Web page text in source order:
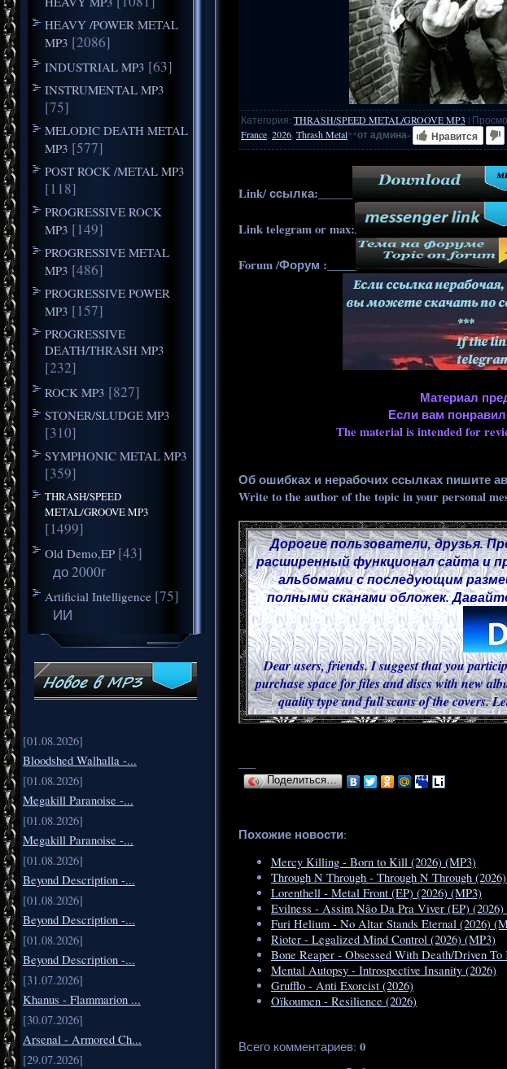
HEAVY /POWER METAL
MP3 [2086]
INDUSTRIAL MP3 [63]
INSTRUMENTAL MP3
[75]
MELODIC DEATH METAL
MP3 [577]
POST ROCK /METAL MP3
[118]
PROGRESSIVE ROCK
MP3 [149]
PROGRESSIVE METAL
MP3 [486]
PROGRESSIVE POWER
MP3 [157]
PROGRESSIVE
DEATH/THRASH MP3
[232]
ROCK MP3 [827]
STONER/SLUDGE MP3
[310]
SYMPHONIC METAL MP3
[359]
THRASH/SPEED
METAL/GROOVE MP3
[1499]
Old Demo,EP [43]
до 2000г
Artificial Intelligence [75]
ИИ
[01.08.2026]
Bloodshed Walhalla -...
[01.08.2026]
Megakill Paranoise -...
[01.08.2026]
Megakill Paranoise -...
[01.08.2026]
Beyond Description -...
[01.08.2026]
Beyond Description -...
[01.08.2026]
Beyond Description -...
[31.07.2026]
Khanus - Flammarion ...
[30.07.2026]
Arsenal - Armored Ch...
[29.07.2026]
Категория: THRASH/SPEED METAL/GROOVE MP3 |
France 2026 Thrash Metal**от админа- Нравится
Link/ ссылка:______
Link telegram or max:
Forum /Форум :_____
Материал
Если вам
The material is intended for
Об ошибках и нерабочих ссылках пишите
Write to the author of the topic in your personal
Дорогие пользователи, друзья.
расширенный функционал сайта и
альбомами с последующим
полными сканами обложек.
Dear users, friends. I suggest that you
purchase space for files and discs with new
quality type and full scans of the covers.
Поделиться…
Похожие новости:
Mercy Killing - Born to Kill (2026) (MP3)
Through N Through - Through N Through
Lorenthell - Metal Front (EP) (2026) (MP3)
Evilness - Assim Não Da Pra Viver (EP)
Furi Helium - No Altar Stands Eternal (2026)
Rioter - Legalized Mind Control (2026) (MP3)
Bone Reaper - Obsessed With Death/Driven
Mental Autopsy - Introspective Insanity (2026)
Grufflo - Anti Exorcist (2026)
Oïkoumen - Resilience (2026)
Всего комментариев: 0